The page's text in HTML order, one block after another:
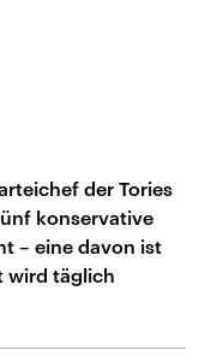
der Tories
konservative
– eine davon ist
wird täglich